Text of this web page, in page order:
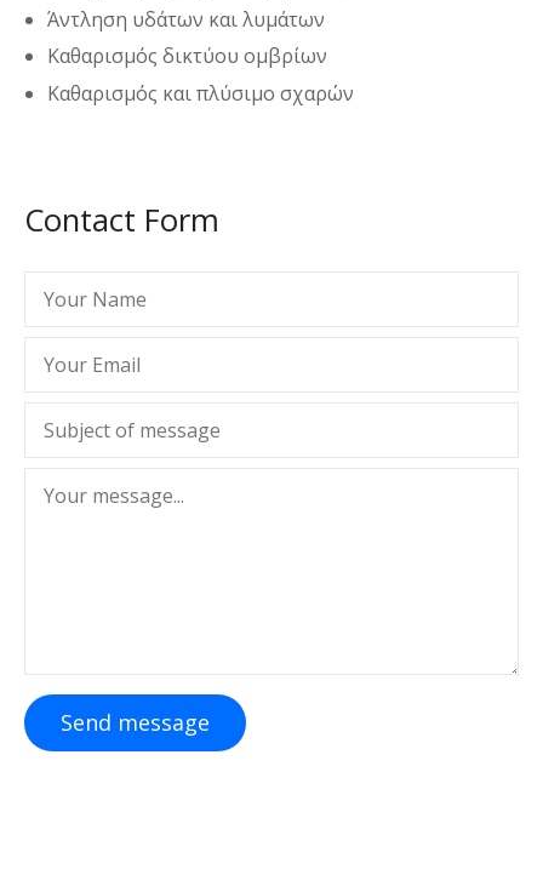
Άντληση υδάτων και λυμάτων
Καθαρισμός δικτύου ομβρίων
Καθαρισμός και πλύσιμο σχαρών
Contact Form
Send message